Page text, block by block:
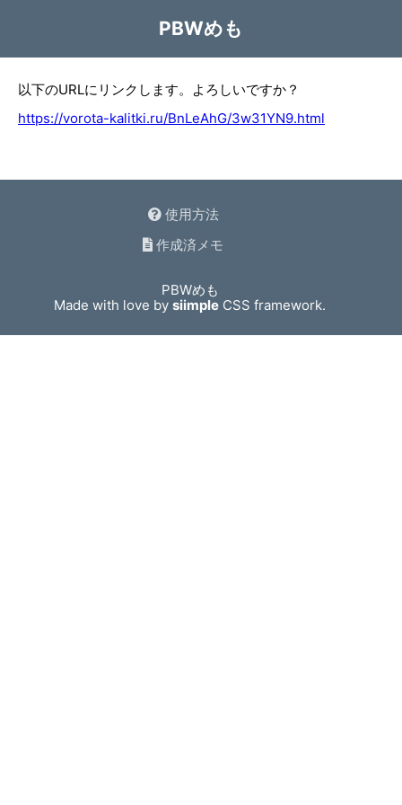
PBWめも
以下のURLにリンクします。よろしいですか？
https://vorota-kalitki.ru/BnLeAhG/3w31YN9.html
使用方法
作成済メモ
PBWめも
Made with love bysiimple CSS framework.